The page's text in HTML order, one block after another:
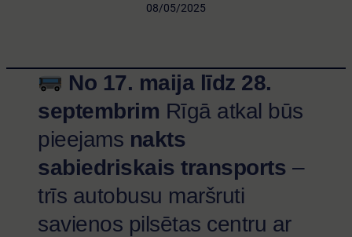
08/05/2025
No 17. maija līdz 28.
septembrim Rīgā atkal būs
pieejams nakts
sabiedriskais transports –
trīs autobusu maršruti
savienos pilsētas centru ar